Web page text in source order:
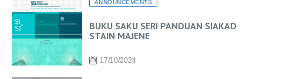
ANNOUNCEMENTS
BUKU SAKU SERI PANDUAN SIAKAD
STAIN MAJENE
17/10/2024